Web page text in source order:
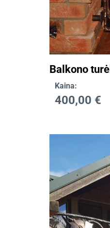
Balkono
Kaina:
400,00 €